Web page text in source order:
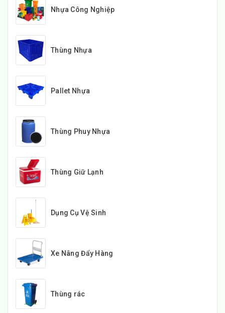
Nhựa Công Nghiệp
Thùng Nhựa
Pallet Nhựa
Thùng Phuy Nhựa
Thùng Giữ Lạnh
Dụng Cụ Vệ Sinh
Xe Nâng Đẩy Hàng
Thùng rác